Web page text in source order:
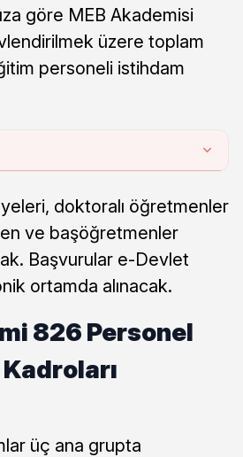
göre MEB Akademisi
üzere toplam
personeli istihdam
doktoralı öğretmenler
ve başöğretmenler
Başvurular e-Devlet
ortamda alınacak.
826 Personel
Kadroları
üç ana grupta